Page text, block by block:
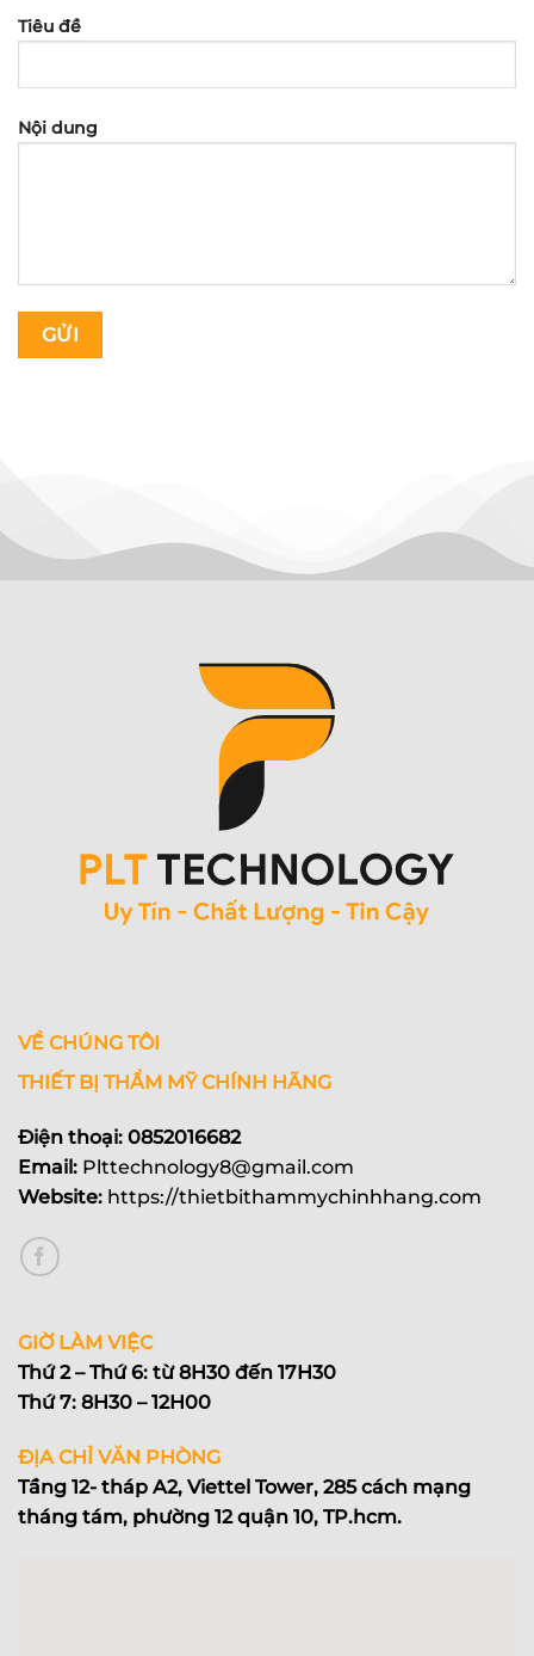
Tiêu đề
Nội dung
VỀ CHÚNG TÔI
THIẾT BỊ THẨM MỸ CHÍNH HÃNG
Điện thoại: 0852016682
Email: Plttechnology8@gmail.com
Website: https://thietbithammychinhhang.com
GIỜ LÀM VIỆC
Thứ 2 – Thứ 6: từ 8H30 đến 17H30
Thứ 7: 8H30 – 12H00
ĐỊA CHỈ VĂN PHÒNG
Tầng 12- tháp A2, Viettel Tower, 285 cách mạng
tháng tám, phường 12 quận 10, TP.hcm.